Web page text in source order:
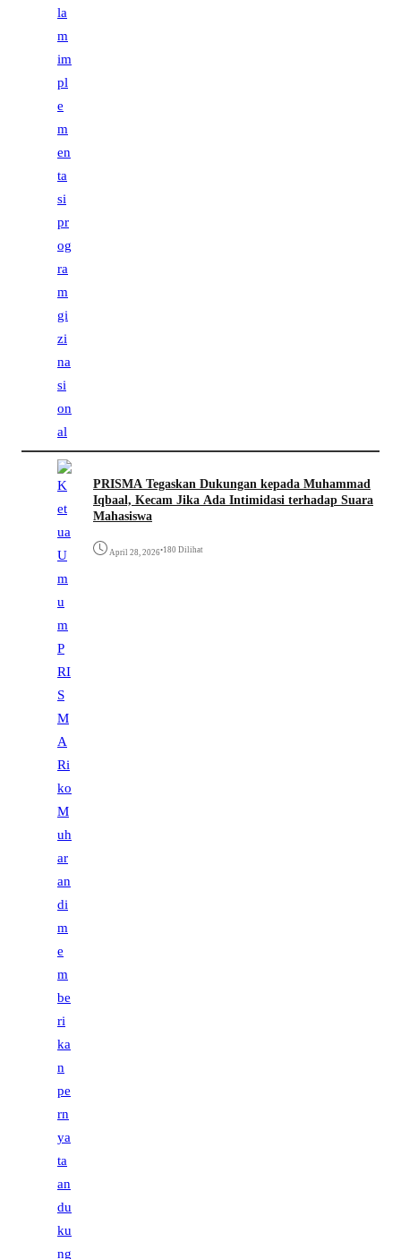
PRISMA Tegaskan Dukungan kepada Muhammad
Iqbaal, Kecam Jika Ada Intimidasi terhadap Suara
Mahasiswa
April 28, 2026•180 Dilihat